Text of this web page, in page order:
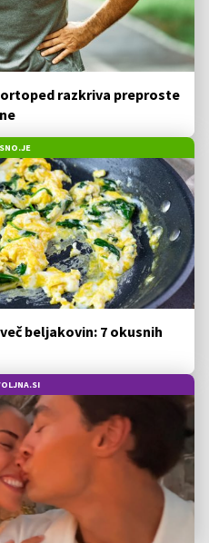
razkriva preproste
beljakovin: 7 okusnih